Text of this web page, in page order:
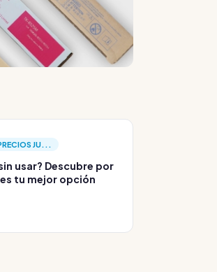
JU...
usar? Descubre por
tu mejor opción